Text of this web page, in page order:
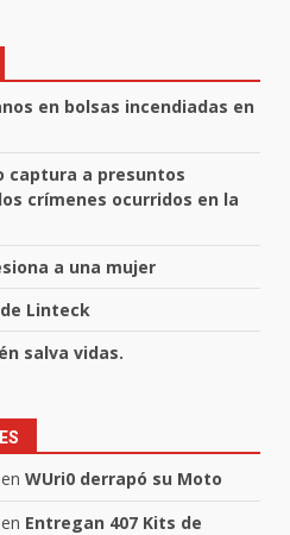
en bolsas incendiadas en
captura a presuntos
crímenes ocurridos en la
a una mujer
Linteck
salva vidas.
en WUri0 derrapó su Moto
en Entregan 407 Kits de